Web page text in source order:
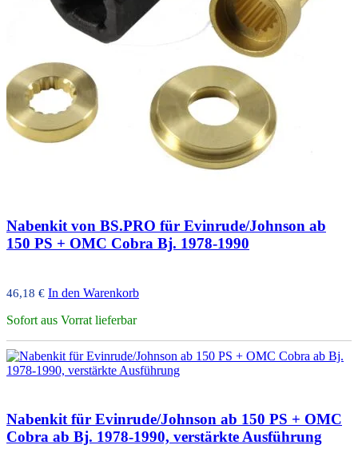
Nabenkit von BS.PRO für Evinrude/Johnson ab
150 PS + OMC Cobra Bj. 1978-1990
46,18 € In den Warenkorb
Sofort aus Vorrat lieferbar
Nabenkit für Evinrude/Johnson ab 150 PS + OMC
Cobra ab Bj. 1978-1990, verstärkte Ausführung